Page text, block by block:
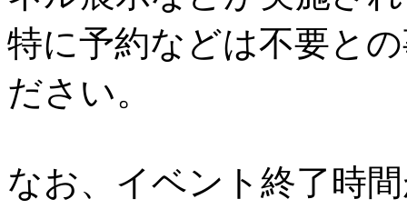
特に予約などは不要と
ださい。
なお、イベント終了時